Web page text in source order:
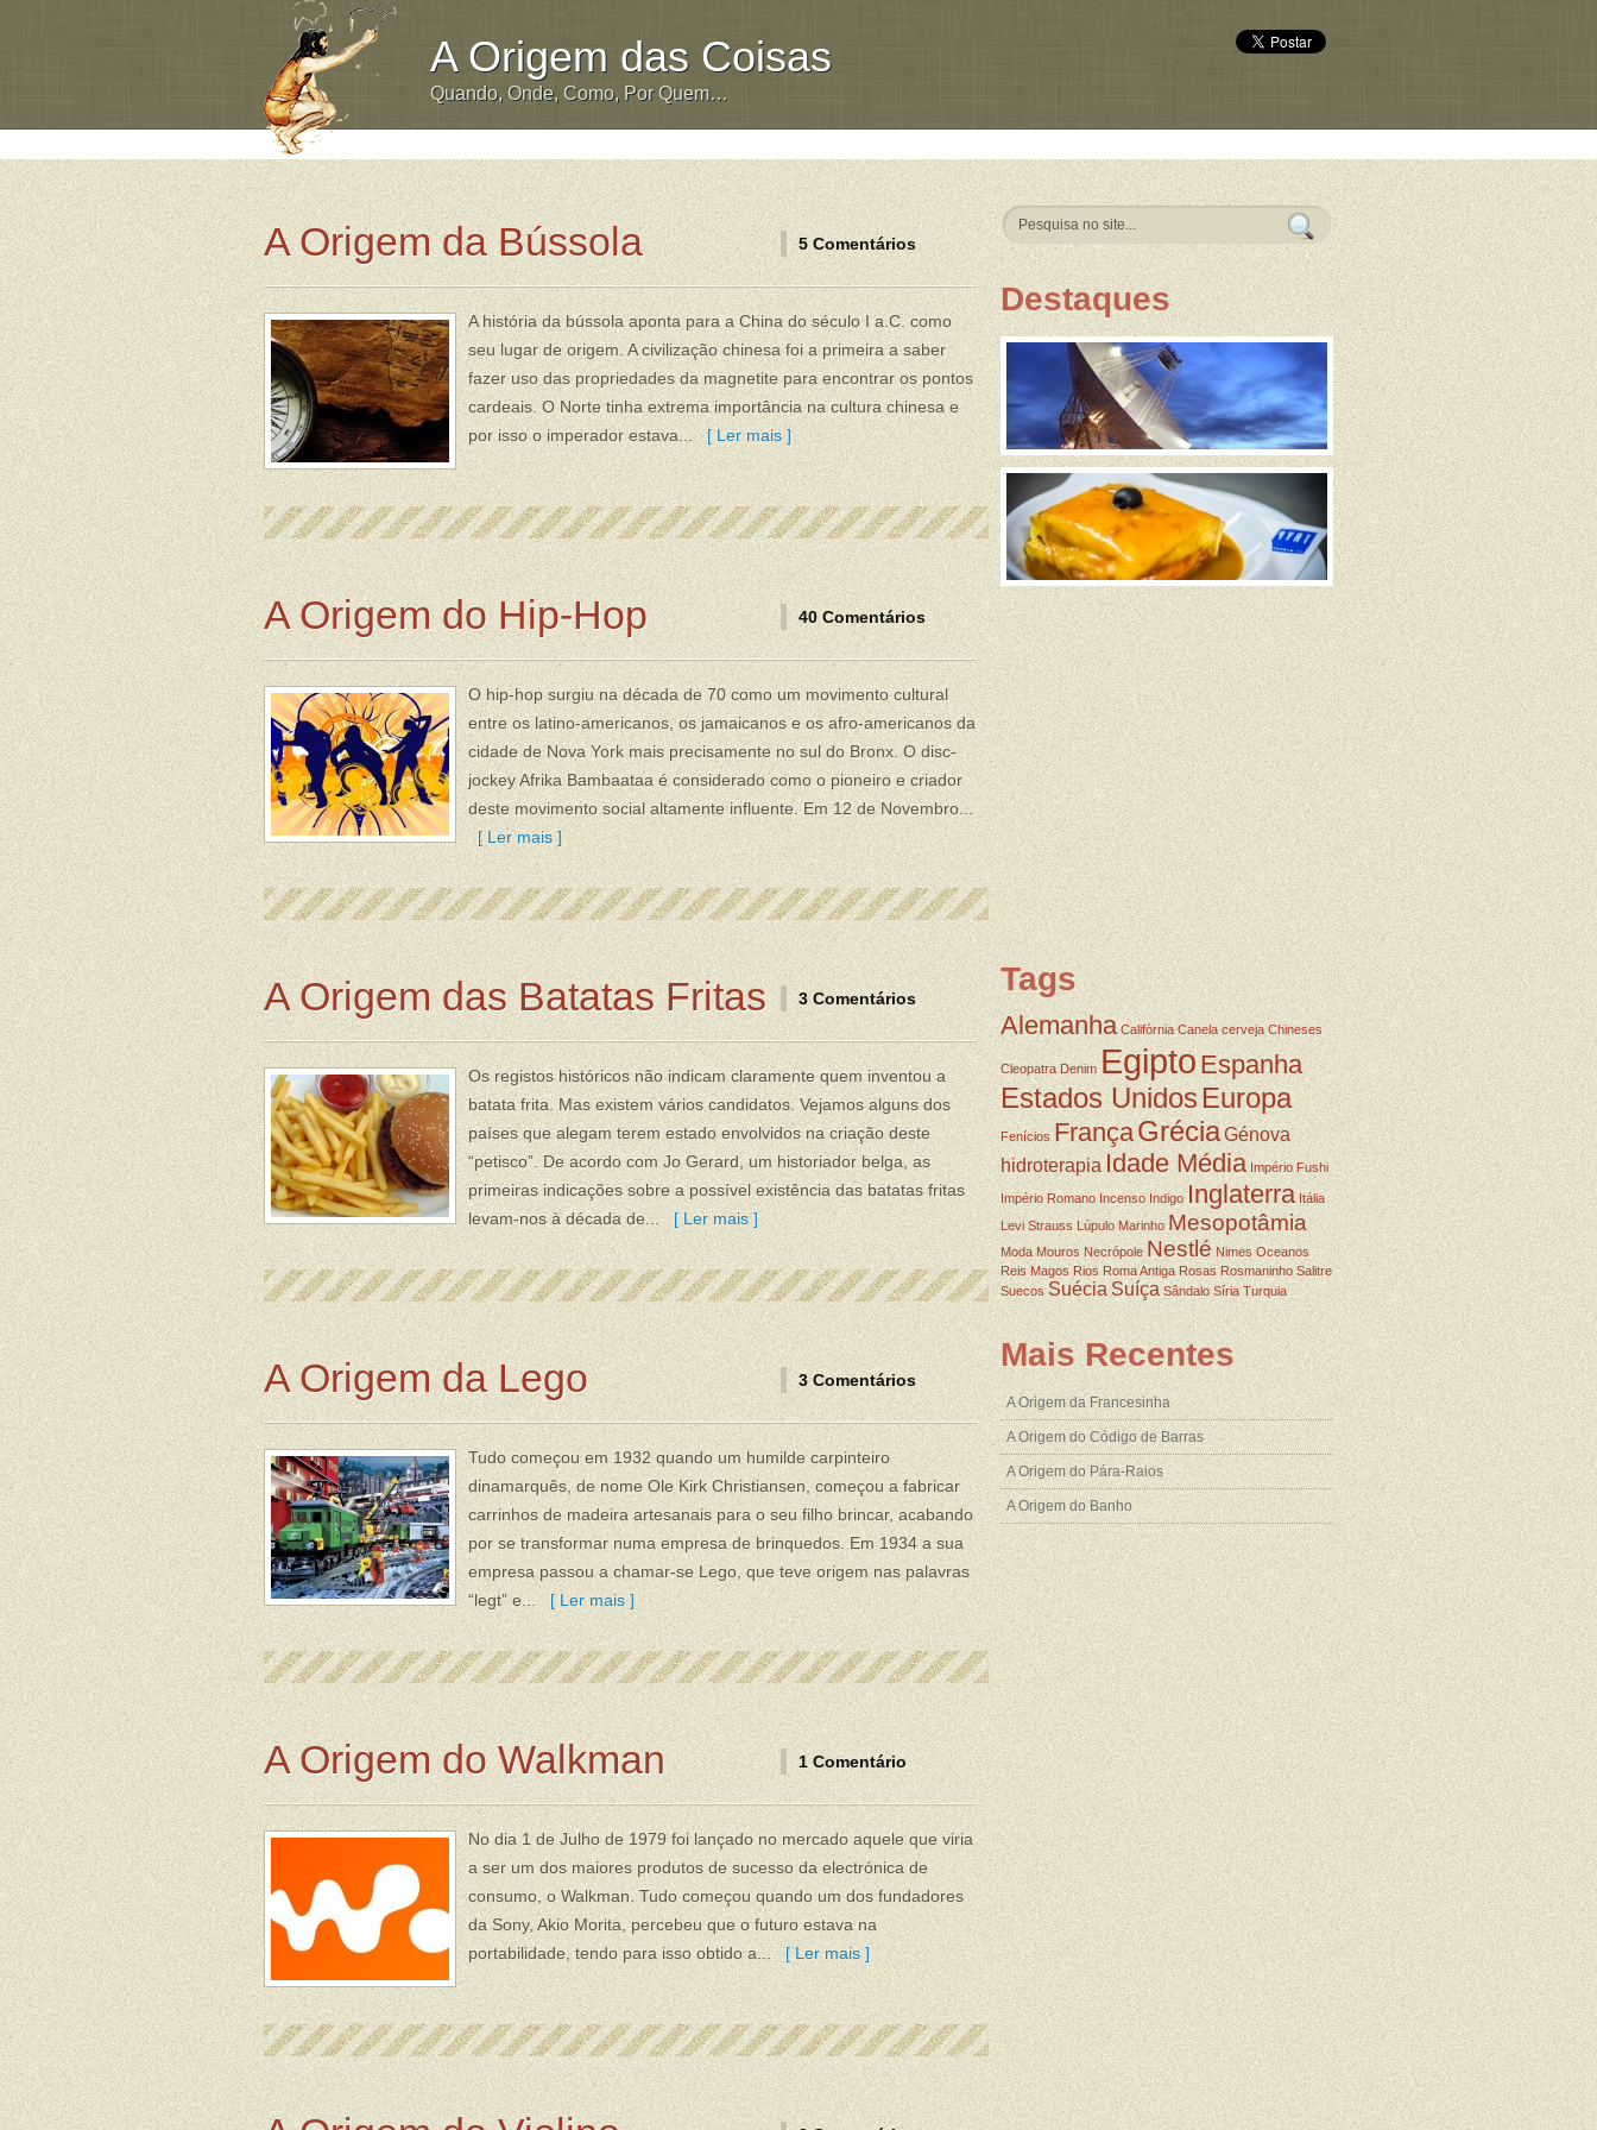
A Origem das Coisas
Quando, Onde, Como, Por Quem…
A Origem da Bússola 5 Comentários
A história da bússola aponta para a China do século I a.C. como
seu lugar de origem. A civilização chinesa foi a primeira a saber
fazer uso das propriedades da magnetite para encontrar os pontos
cardeais. O Norte tinha extrema importância na cultura chinesa e
por isso o imperador estava...[ Ler mais ]
A Origem do Hip-Hop 40 Comentários
O hip-hop surgiu na década de 70 como um movimento cultural
entre os latino-americanos, os jamaicanos e os afro-americanos da
cidade de Nova York mais precisamente no sul do Bronx. O disc-
jockey Afrika Bambaataa é considerado como o pioneiro e criador
deste movimento social altamente influente. Em 12 de Novembro...
[ Ler mais ]
A Origem das Batatas Fritas 3 Comentários
Os registos históricos não indicam claramente quem inventou a
batata frita. Mas existem vários candidatos. Vejamos alguns dos
países que alegam terem estado envolvidos na criação deste
“petisco”. De acordo com Jo Gerard, um historiador belga, as
primeiras indicações sobre a possível existência das batatas fritas
levam-nos à década de...[ Ler mais ]
A Origem da Lego 3 Comentários
Tudo começou em 1932 quando um humilde carpinteiro
dinamarquês, de nome Ole Kirk Christiansen, começou a fabricar
carrinhos de madeira artesanais para o seu filho brincar, acabando
por se transformar numa empresa de brinquedos. Em 1934 a sua
empresa passou a chamar-se Lego, que teve origem nas palavras
“legt” e... [ Ler mais ]
A Origem do Walkman 1 Comentário
No dia 1 de Julho de 1979 foi lançado no mercado aquele que viria
a ser um dos maiores produtos de sucesso da electrónica de
consumo, o Walkman. Tudo começou quando um dos fundadores
da Sony, Akio Morita, percebeu que o futuro estava na
portabilidade, tendo para isso obtido a...[ Ler mais ]
Destaques
Tags
Alemanha Califórnia Canela cerveja Chineses
Cleopatra Denim EgiptoEspanha
Estados UnidosEuropa
Fenícios FrançaGréciaGénova
hidroterapiaIdade Média Império Fushi
Império Romano Incenso Indigo Inglaterra Itália
Levi Strauss Lúpulo Marinho Mesopotâmia
Moda Mouros Necrópole Nestlé Nimes Oceanos
Reis Magos Rios Roma Antiga Rosas Rosmaninho Salitre
Suecos Suécia Suíça Sândalo Síria Turquia
Mais Recentes
A Origem da Francesinha
A Origem do Código de Barras
A Origem do Pára-Raios
A Origem do Banho